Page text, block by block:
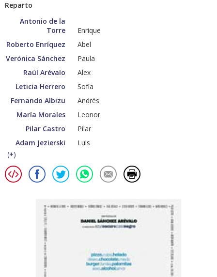
Reparto
Antonio de la
Torre
Enrique
Roberto Enríquez
Abel
Verónica Sánchez
Paula
Raúl Arévalo
Alex
Leticia Herrero
Sofía
Fernando Albizu
Andrés
María Morales
Leonor
Pilar Castro
Pilar
Adam Jezierski
Luis
(+)